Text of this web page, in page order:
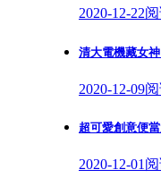
2020-12-22
清大電機藏女
2020-12-09
超可愛創意便
2020-12-01